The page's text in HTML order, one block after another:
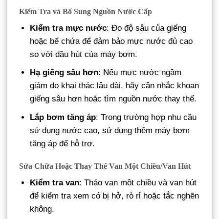
Kiểm Tra và Bổ Sung Nguồn Nước Cấp
Kiểm tra mực nước: Đo độ sâu của giếng
hoặc bể chứa để đảm bảo mực nước đủ cao
so với đầu hút của máy bơm.
Hạ giếng sâu hơn: Nếu mực nước ngầm
giảm do khai thác lâu dài, hãy cân nhắc khoan
giếng sâu hơn hoặc tìm nguồn nước thay thế.
Lắp bơm tăng áp: Trong trường hợp nhu cầu
sử dụng nước cao, sử dụng thêm máy bơm
tăng áp để hỗ trợ.
Sửa Chữa Hoặc Thay Thế Van Một Chiều/Van Hút
Kiểm tra van: Tháo van một chiều và van hút
để kiểm tra xem có bị hở, rò rỉ hoặc tắc nghẽn
không.